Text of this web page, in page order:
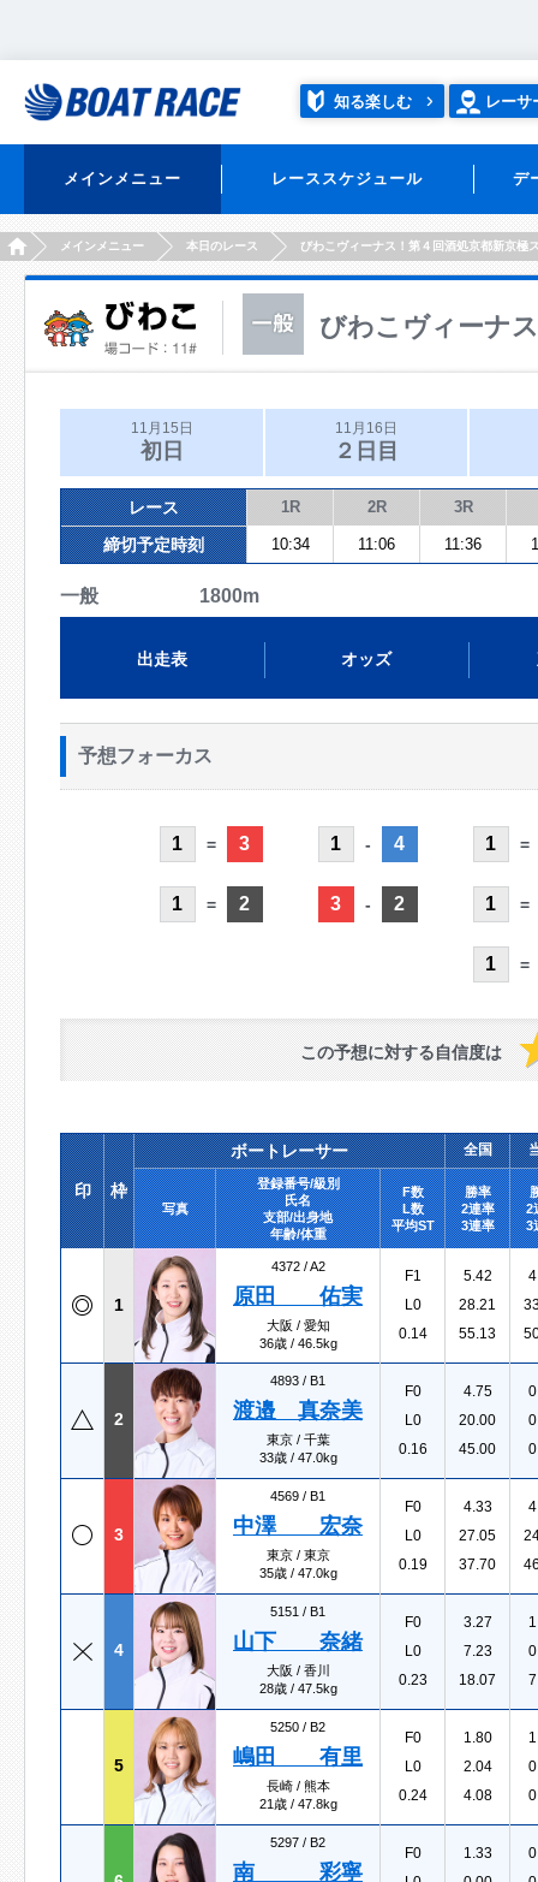
知る楽しむ レーサ
メインメニュー レーススケジュール デ
HOMEメインメニュー 本日のレース びわこヴィーナス！第４回酒処京都新京極
びわこヴィーナ
11月15日
初日
11月16日
２日目
レース 1R 2R 3R
締切予定時刻 10:34 11:06 11:36
一般 1800m
出走表 オッズ
予想フォーカス
1 = 3
1 = 2
1 - 4
3 - 2
1 =
1 =
1 =
この予想に対する自信度は
印 枠
ボートレーサー 全国
写真
登録番号/級別
氏名
支部/出身地
年齢/体重
F数
L数
平均ST
勝率
2連率
3連率
2
3
1
4372 /A2
原田 佑実
大阪 / 愛知
36歳 / 46.5kg
F1
L0
0.14
5.42
28.21
55.13
2
4893 / B1
渡邉 真奈美
東京 / 千葉
33歳 / 47.0kg
F0
L0
0.16
4.75
20.00
45.00
3
4569 / B1
中澤 宏奈
東京 / 東京
35歳 / 47.0kg
F0
L0
0.19
4.33
27.05
37.70
4
5151 / B1
山下 奈緒
大阪 / 香川
28歳 / 47.5kg
F0
L0
0.23
3.27
7.23
18.07
5
5250 / B2
嶋田 有里
長崎 / 熊本
21歳 / 47.8kg
F0
L0
0.24
1.80
2.04
4.08
5297 / B2
南 彩寧
F0
1.33